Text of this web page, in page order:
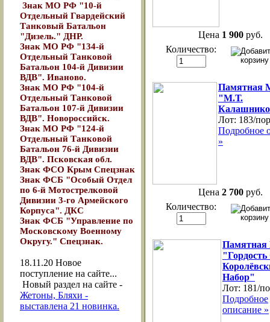
Знак МО РФ "10-й
Отдельный Гвардейский
Танковый Батальон
"Дизель." ДНР.
Знак МО РФ "134-й
Отдельный Танковой
Батальон 104-й Дивизии
ВДВ". Иваново.
Знак МО РФ "104-й
Отдельный Танковой
Батальон 107-й Дивизии
ВДВ". Новороссийск.
Знак МО РФ "124-й
Отдельный Танковой
Батальон 76-й Дивизии
ВДВ". Псковская обл.
Знак ФСО Крым Спецзнак
Знак ФСБ "Особый Отдел
по 6-й Мотострелковой
Дивизии 3-го Армейского
Корпуса". ДКС
Знак ФСБ "Управление по
Московскому Военному
Округу." Спецзнак.
18.11.20 Новое
поступление на сайте...
Новый раздел на сайте -
Жетоны, Бляхи -
выставлена 21 новинка.
Цена 1 900 руб.
Количество:
Памятная
"М.Т.
Лот: 183/
Подробное
»
Цена 2 700 руб.
Количество:
Памятная
Набор"
Лот: 181/
Подробное
описание »